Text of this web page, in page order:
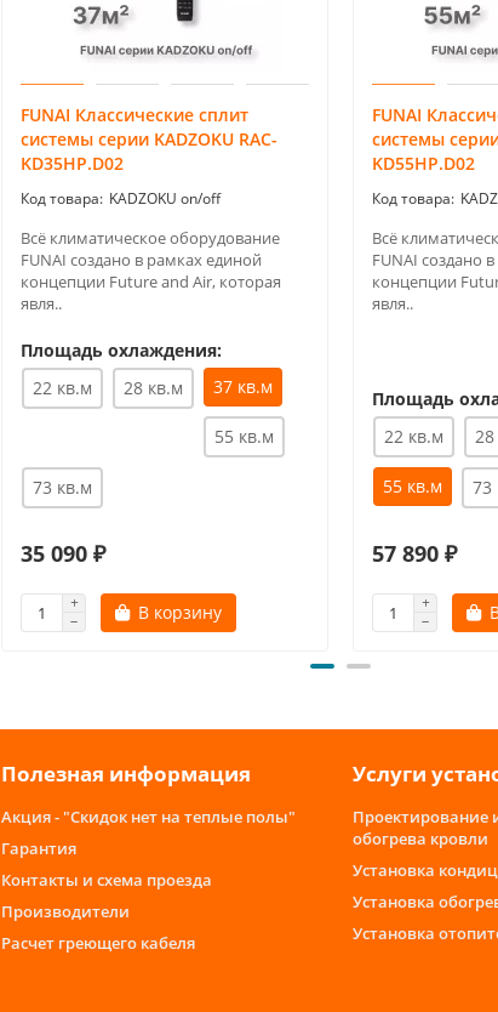
FUNAI Классические сплит
системы серии KADZOKU RAC-
KD35HP.D02
KADZOKU on/off
Всё климатическое оборудование
FUNAI создано в рамках единой
концепции Future and Air, которая
явля..
Площадь охлаждения:
22 кв.м
28 кв.м 37 кв.м
55 кв.м
73 кв.м
35 090 ₽
В корзину
FUNAI
системы
KD55HP.D02
Всё
FUNAI создано
концепции
явля..
Площадь
22 кв.м
55 кв.м 73
57 890 ₽
Полезная информация
Акция - "Скидок нет на теплые полы"
Гарантия
Контакты и схема проезда
Производители
Расчет греющего кабеля
Услуги
Проектирование
обогрева кровли
Установка
Установка
Установка